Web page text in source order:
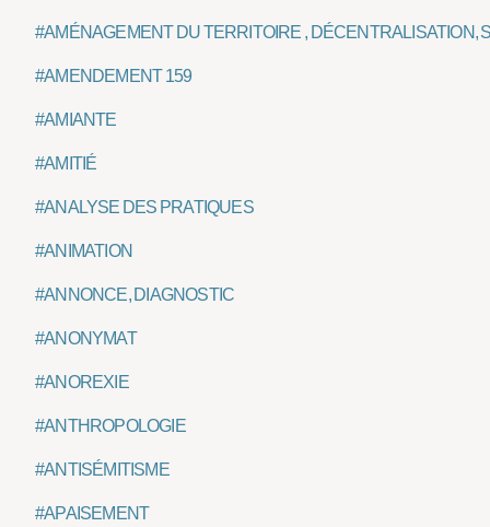
#AMÉNAGEMENT DU TERRITOIRE , DÉCENTRALISATION,
#AMENDEMENT 159
#AMIANTE
#AMITIÉ
#ANALYSE DES PRATIQUES
#ANIMATION
#ANNONCE, DIAGNOSTIC
#ANONYMAT
#ANOREXIE
#ANTHROPOLOGIE
#ANTISÉMITISME
#APAISEMENT